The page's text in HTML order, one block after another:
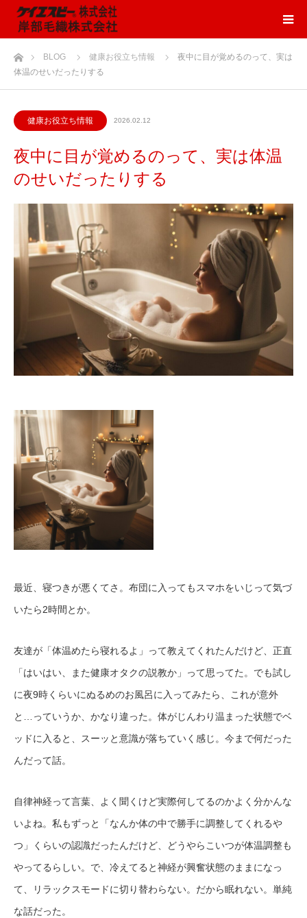
ホームBLOG 健康お役立ち情報
夜中に目が覚めるのって、実は
体温のせいだったりする
健康お役立ち情報 2026.02.12
夜中に目が覚めるのって、実は体温
のせいだったりする
最近、寝つきが悪くてさ。布団に入ってもスマホをいじって気づ
いたら2時間とか。
友達が「体温めたら寝れるよ」って教えてくれたんだけど、正直
「はいはい、また健康オタクの説教か」って思ってた。でも試し
に夜9時くらいにぬるめのお風呂に入ってみたら、これが意外
と…っていうか、かなり違った。体がじんわり温まった状態でベ
ッドに入ると、スーッと意識が落ちていく感じ。今まで何だった
んだって話。
自律神経って言葉、よく聞くけど実際何してるのかよく分かんな
いよね。私もずっと「なんか体の中で勝手に調整してくれるや
つ」くらいの認識だったんだけど、どうやらこいつが体温調整も
やってるらしい。で、冷えてると神経が興奮状態のままになっ
て、リラックスモードに切り替わらない。だから眠れない。単純
な話だった。